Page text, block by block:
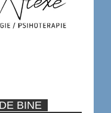
BINE